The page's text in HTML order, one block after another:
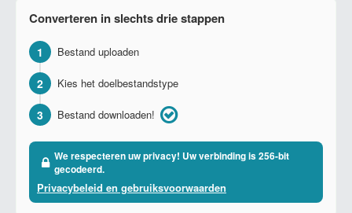
Converteren in slechts drie stappen
1 Bestand uploaden
2 Kies het doelbestandstype
3 Bestand downloaden!
We respecteren uw privacy! Uw verbinding is 256-bit
gecodeerd.
Privacybeleid en gebruiksvoorwaarden